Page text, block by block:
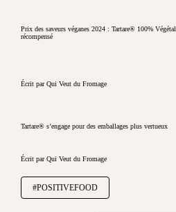
Prix des saveurs véganes 2024 : Tartare® 100% Végétal
récompensé
Écrit par Qui Veut du Fromage
Tartare® s’engage pour des emballages plus vertueux
Écrit par Qui Veut du Fromage
#POSITIVEFOOD